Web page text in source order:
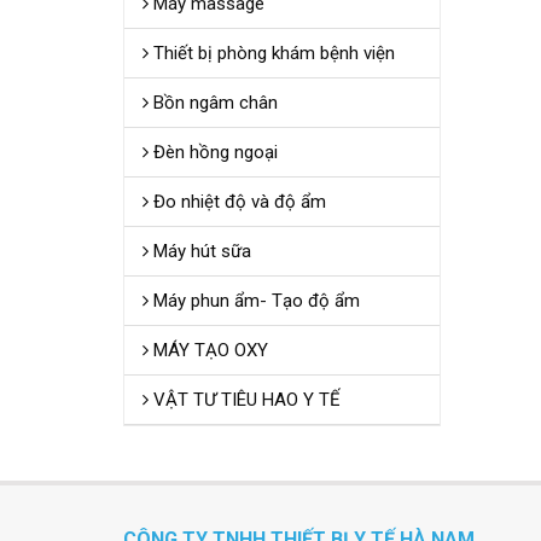
Thiết bị phòng khám bệnh viện
Bồn ngâm chân
Đèn hồng ngoại
Đo nhiệt độ và độ ẩm
Máy hút sữa
Máy phun ẩm- Tạo độ ẩm
MÁY TẠO OXY
VẬT TƯ TIÊU HAO Y TẾ